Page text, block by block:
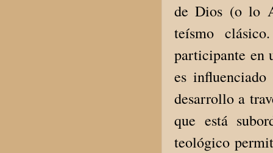
de Dios (o lo
teísmo
participante en
es
desarrollo a
que está
teológico